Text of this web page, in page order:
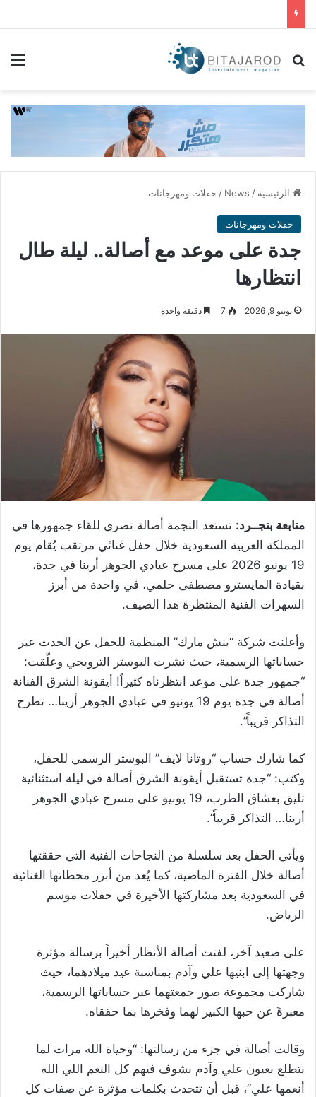
بحث عن
الرئيسية /
News
/ حفلات ومهرجانات
حفلات ومهرجانات
جدة على موعد مع أصالة.. ليلة طال
انتظارها
يونيو 9, 2026 7 دقيقة واحدة
متابعة بتجــرد: تستعد النجمة أصالة نصري للقاء جمهورها في
المملكة العربية السعودية خلال حفل غنائي مرتقب يُقام يوم
19 يونيو 2026 على مسرح عبادي الجوهر أرينا في جدة،
بقيادة المايسترو مصطفى حلمي، في واحدة من أبرز
السهرات الفنية المنتظرة هذا الصيف.
وأعلنت شركة “بنش مارك” المنظمة للحفل عن الحدث عبر
حساباتها الرسمية، حيث نشرت البوستر الترويجي وعلّقت:
“جمهور جدة على موعد انتظرناه كثيراً! أيقونة الشرق الفنانة
أصالة في جدة يوم 19 يونيو في عبادي الجوهر أرينا… تطرح
التذاكر قريباً”.
كما شارك حساب “روتانا لايف” البوستر الرسمي للحفل،
وكتب: “جدة تستقبل أيقونة الشرق أصالة في ليلة استثنائية
تليق بعشاق الطرب، 19 يونيو على مسرح عبادي الجوهر
أرينا… التذاكر قريباً”.
ويأتي الحفل بعد سلسلة من النجاحات الفنية التي حققتها
أصالة خلال الفترة الماضية، كما يُعد من أبرز محطاتها الغنائية
في السعودية بعد مشاركتها الأخيرة في حفلات موسم
الرياض.
على صعيد آخر، لفتت أصالة الأنظار أخيراً برسالة مؤثرة
وجهتها إلى ابنيها علي وآدم بمناسبة عيد ميلادهما، حيث
شاركت مجموعة صور جمعتهما عبر حساباتها الرسمية،
معبرةً عن حبها الكبير لهما وفخرها بما حققاه.
وقالت أصالة في جزء من رسالتها: “وحياة الله مرات لما
بتطلع بعيون علي وآدم بشوف فيهم كل النعم اللي الله
أنعمها علي”، قبل أن تتحدث بكلمات مؤثرة عن صفات كل